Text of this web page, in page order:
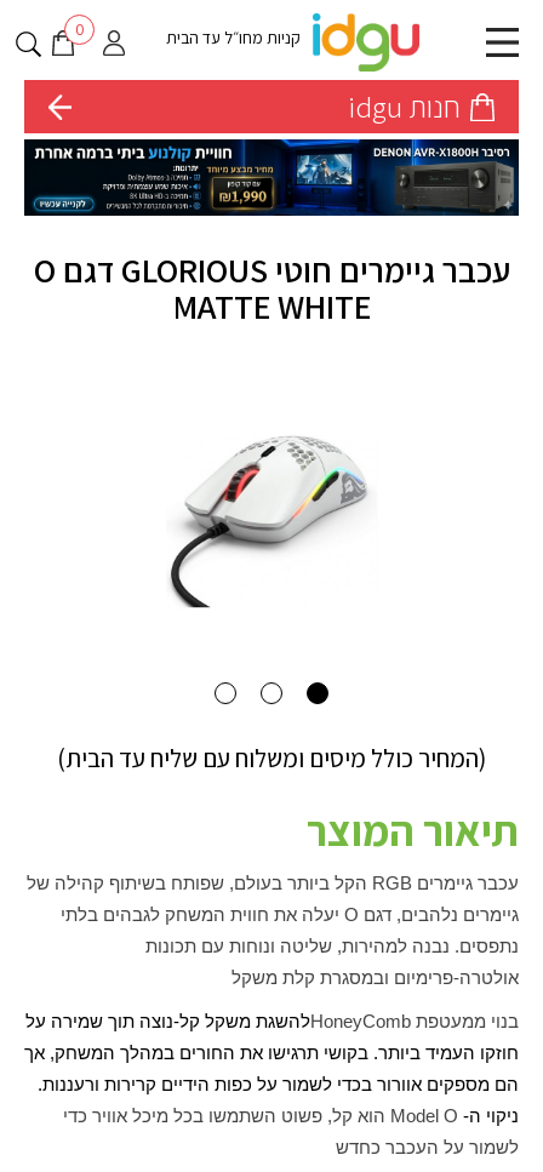
קניות מחו״ל עד הבית 0
חנות idgu
עכבר גיימרים חוטי GLORIOUS דגם O
MATTE WHITE
(המחיר כולל מיסים ומשלוח עם שליח עד הבית)
תיאור המוצר
עכבר גיימרים RGB הקל ביותר בעולם, שפותח בשיתוף קהילה של
גיימרים נלהבים, דגם O יעלה את חווית המשחק לגבהים בלתי
נתפסים. נבנה למהירות, שליטה ונוחות עם תכונות
אולטרה-פרימיום ובמסגרת קלת משקל
בנוי ממעטפת HoneyCombלהשגת משקל קל-נוצה תוך שמירה על
חוזקו העמיד ביותר. בקושי תרגישו את החורים במהלך המשחק, אך
הם מספקים אוורור בכדי לשמור על כפות הידיים קרירות ורעננות.
ניקוי ה- Model O הוא קל, פשוט השתמשו בכל מיכל אוויר כדי
לשמור על העכבר כחדש